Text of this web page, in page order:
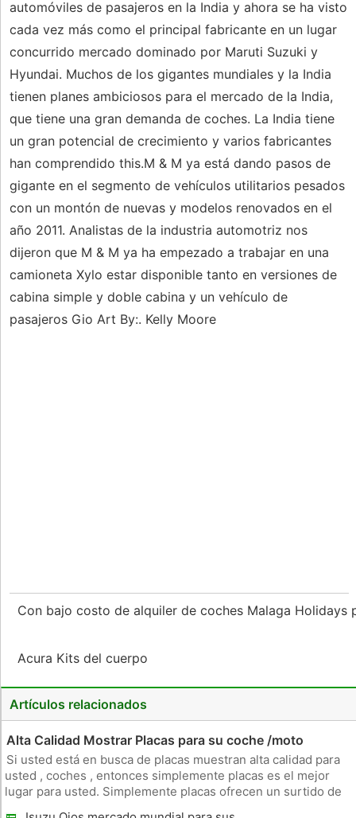
automóviles de pasajeros en la India y ahora se ha visto
cada vez más como el principal fabricante en un lugar
concurrido mercado dominado por Maruti Suzuki y
Hyundai. Muchos de los gigantes mundiales y la India
tienen planes ambiciosos para el mercado de la India,
que tiene una gran demanda de coches. La India tiene
un gran potencial de crecimiento y varios fabricantes
han comprendido this.M & M ya está dando pasos de
gigante en el segmento de vehículos utilitarios pesados
​​con un montón de nuevas y modelos renovados en el
año 2011. Analistas de la industria automotriz nos
dijeron que M & M ya ha empezado a trabajar en una
camioneta Xylo estar disponible tanto en versiones de
cabina simple y doble cabina y un vehículo de
pasajeros Gio Art By:. Kelly Moore
Con bajo costo de alquiler de coches Malaga
Acura Kits del cuerpo
Artículos relacionados
Alta Calidad Mostrar Placas para su coche /moto
Si usted está en busca de placas muestran alta calidad para
usted , coches , entonces simplemente placas es el mejor
lugar para usted. Simplemente placas ofrecen un surtido de